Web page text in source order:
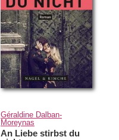
Géraldine Dalban-
Moreynas
An Liebe stirbst du